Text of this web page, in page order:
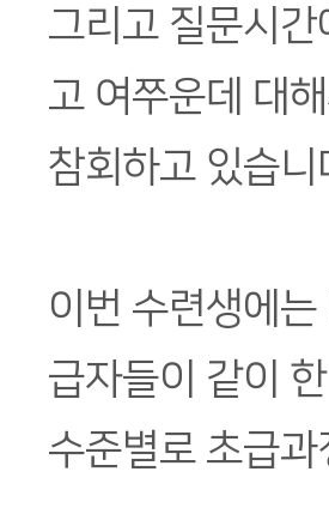
그리고 질문시
고 여쭈운데 대
참회하고 있습니
이번 수련생에
급자들이 같이
수준별로 초급